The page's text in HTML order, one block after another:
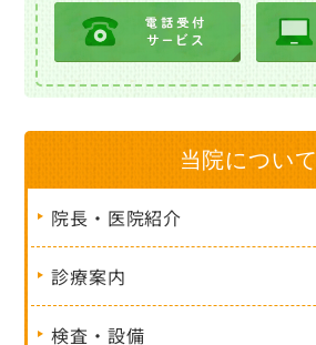
当院について
院長・医院紹介
診療案内
検査・設備